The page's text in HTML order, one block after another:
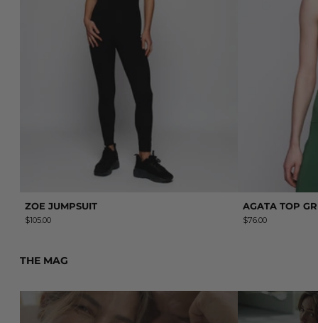
ZOE JUMPSUIT
$105.00
AGATA TOP
$76.00
THE MAG
Read more: Cómo mantenerte enamorado de tu pareja
Read more: